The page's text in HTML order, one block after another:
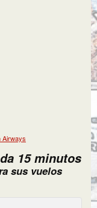
Airways
15 minutos
sus vuelos